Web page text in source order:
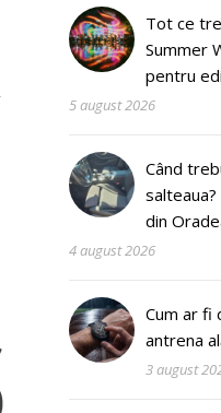
Tot ce
Summer
pentru
5 august 2026
Când
din
4 august 2026
Cum ar fi
antrena
3 august